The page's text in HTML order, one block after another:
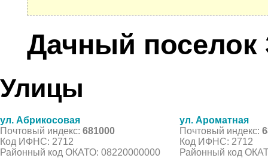
Дачный поселок
Улицы
ул. Абрикосовая
Почтовый индекс: 681000
Код ИФНС: 2712
Районный код ОКАТО: 08220000000
ул. Ароматная
Почтовый индекс:
Код ИФНС: 2712
Районный код